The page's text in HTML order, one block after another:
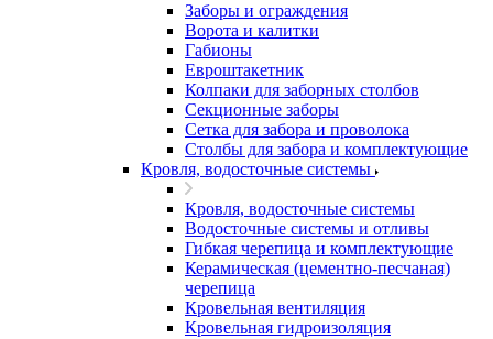
Заборы и ограждения
Ворота и калитки
Габионы
Евроштакетник
Колпаки для заборных столбов
Секционные заборы
Сетка для забора и проволока
Столбы для забора и комплектующие
Кровля, водосточные системы
Кровля, водосточные системы
Водосточные системы и отливы
Гибкая черепица и комплектующие
Керамическая (цементно-песчаная)
черепица
Кровельная вентиляция
Кровельная гидроизоляция